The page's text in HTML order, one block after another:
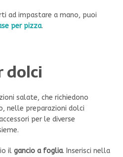
ad impastare a mano, puoi
per pizza.
dolci
salate, che richiedono
nelle preparazioni dolci
per le diverse
il gancio a foglia. Inserisci nella